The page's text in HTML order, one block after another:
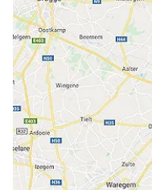
Ciclismo
Herri-kirolak
Balonmano
Kirolak 360